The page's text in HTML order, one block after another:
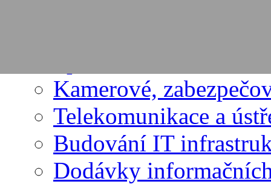
Kamerové,
Telekomunikace a
Budování IT
Dodávky